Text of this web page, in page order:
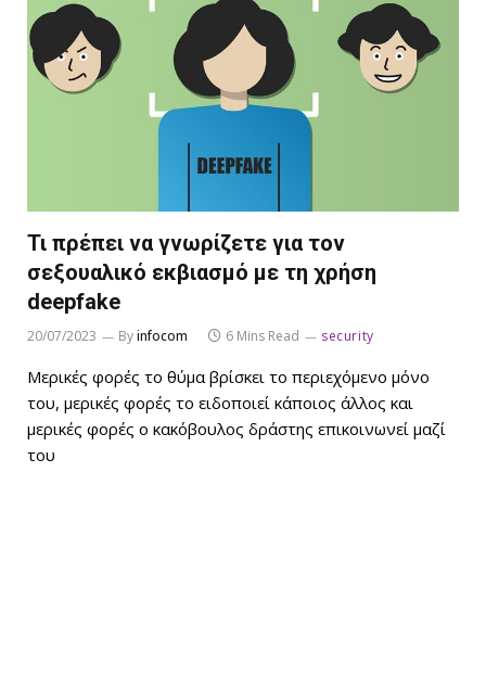
Τι πρέπει να γνωρίζετε για τον
σεξουαλικό εκβιασμό με τη χρήση
deepfake
20/07/2023 Byinfocom 6 Mins Read security
Μερικές φορές το θύμα βρίσκει το περιεχόμενο μόνο
του, μερικές φορές το ειδοποιεί κάποιος άλλος και
μερικές φορές ο κακόβουλος δράστης επικοινωνεί μαζί
του